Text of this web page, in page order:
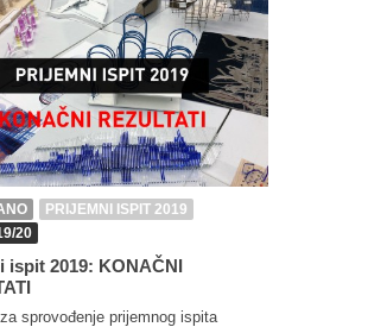
PRIJEMNI ISPIT 2019
20
ispit 2019: KONAČNI
sprovođenje prijemnog ispita